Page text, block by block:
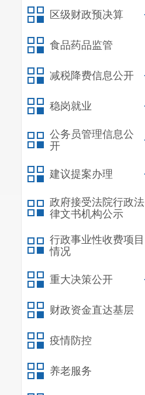
区级财政预决算
食品药品监管
减税降费信息公开
稳岗就业
公务员管理信息公
开
建议提案办理
政府接受法院行政法
律文书机构公示
行政事业性收费项目
情况
重大决策公开
财政资金直达基层
疫情防控
养老服务